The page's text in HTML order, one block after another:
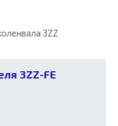
3ZZ
3ZZ-FE